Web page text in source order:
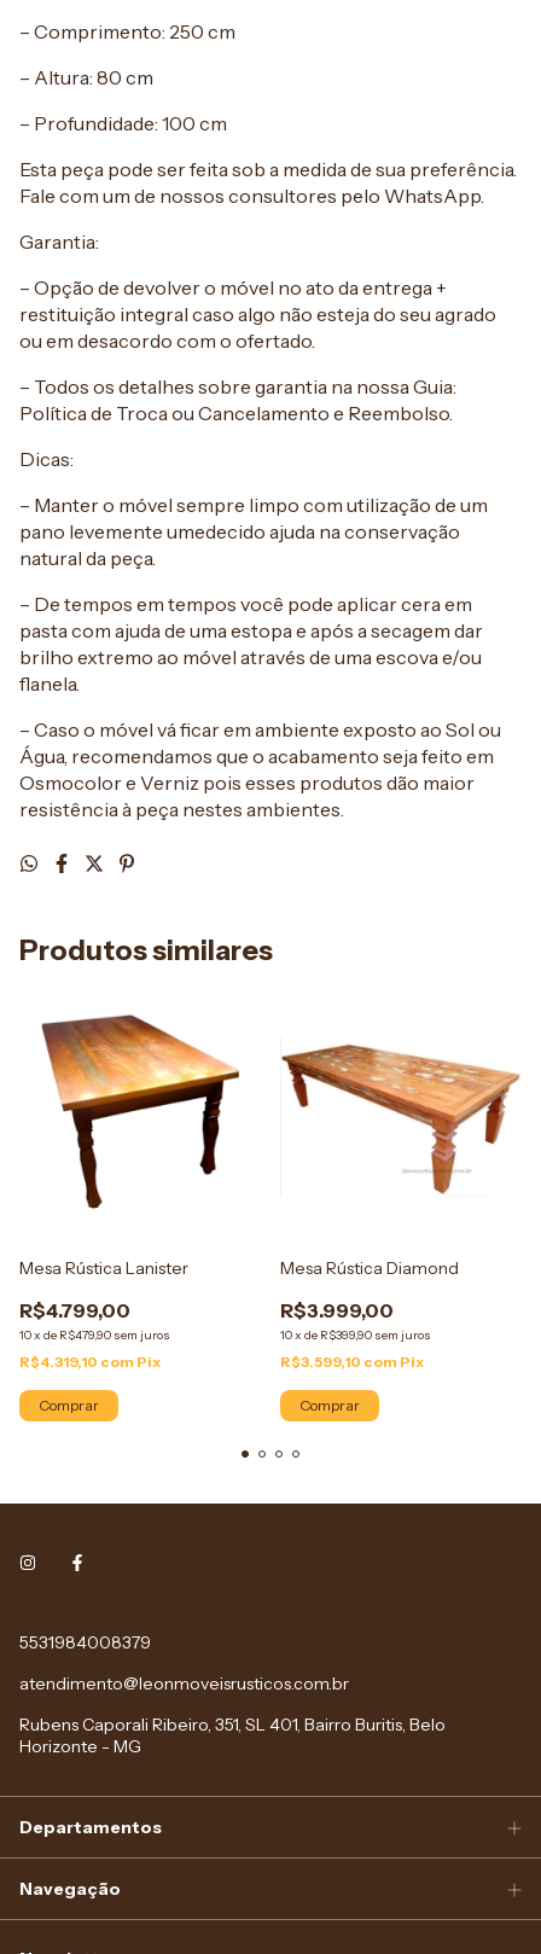
– Comprimento: 250 cm
– Altura: 80 cm
– Profundidade: 100 cm
Esta peça pode ser feita sob a medida de sua preferência.
Fale com um de nossos consultores pelo WhatsApp.
Garantia:
– Opção de devolver o móvel no ato da entrega +
restituição integral caso algo não esteja do seu agrado
ou em desacordo com o ofertado.
– Todos os detalhes sobre garantia na nossa Guia:
Política de Troca ou Cancelamento e Reembolso.
Dicas:
– Manter o móvel sempre limpo com utilização de um
pano levemente umedecido ajuda na conservação
natural da peça.
– De tempos em tempos você pode aplicar cera em
pasta com ajuda de uma estopa e após a secagem dar
brilho extremo ao móvel através de uma escova e/ou
flanela.
– Caso o móvel vá ficar em ambiente exposto ao Sol ou
Água, recomendamos que o acabamento seja feito em
Osmocolor e Verniz pois esses produtos dão maior
resistência à peça nestes ambientes.
Produtos similares
Mesa Rústica Lanister
R$4.799,00
10x de R$479,90 sem juros
R$4.319,10 com Pix
Comprar
Mesa Rústica Diamond
R$3.999,00
10x de R$399,90 sem juros
R$3.599,10 com Pix
Comprar
5531984008379
atendimento@leonmoveisrusticos.com.br
Rubens Caporali Ribeiro, 351, SL 401, Bairro Buritis, Belo
Horizonte - MG
Departamentos
Navegação